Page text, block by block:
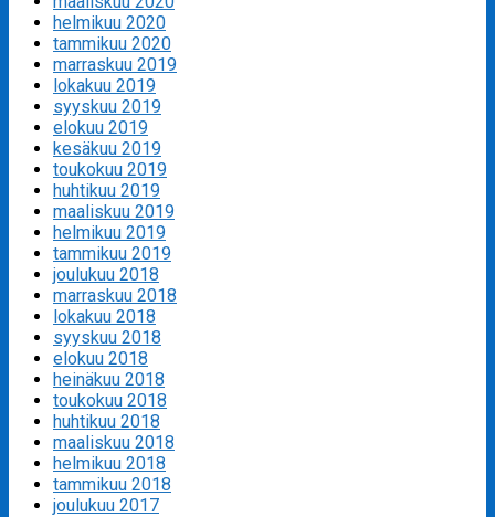
helmikuu 2020
tammikuu 2020
marraskuu 2019
lokakuu 2019
syyskuu 2019
elokuu 2019
kesäkuu 2019
toukokuu 2019
huhtikuu 2019
maaliskuu 2019
helmikuu 2019
tammikuu 2019
joulukuu 2018
marraskuu 2018
lokakuu 2018
syyskuu 2018
elokuu 2018
heinäkuu 2018
toukokuu 2018
huhtikuu 2018
maaliskuu 2018
helmikuu 2018
tammikuu 2018
joulukuu 2017